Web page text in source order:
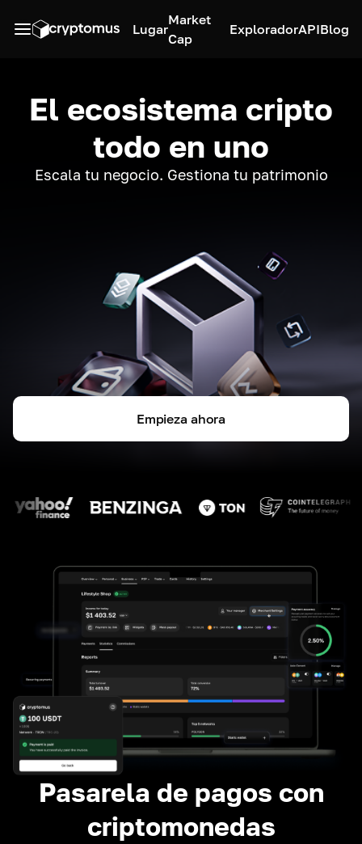
Lugar
Market
Cap
ExploradorAPIBlog
El ecosistema cripto
todo en uno
Escala tu negocio. Gestiona tu patrimonio
Empieza ahora
Pasarela de pagos con
criptomonedas